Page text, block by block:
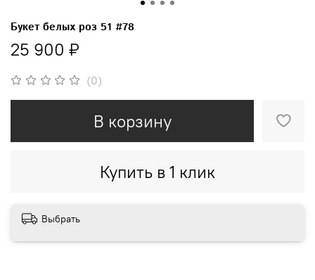
(0)
Букет белых роз 51 #78
25 900 ₽
В корзину
Купить в 1 клик
Выбрать